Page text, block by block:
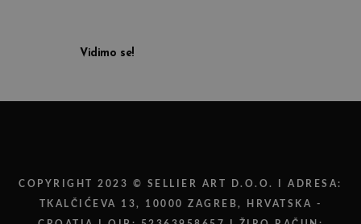
Vidimo se!
COPYRIGHT 2023 © SELLIER ART D.O.O. I ADRESA:
TKALČIĆEVA 13, 10000 ZAGREB, HRVATSKA -